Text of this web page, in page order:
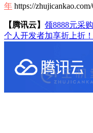
年 https://
【腾讯云】 领8888元采
个人开发者加享折上折！